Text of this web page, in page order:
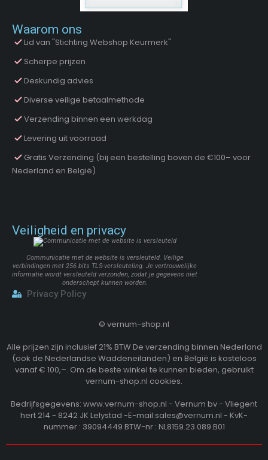
Waarom ons
Lid van "Stichting Webshop Keurmerk"
Scherpe prijzen
Deskundig advies
Diverse veilige betaalmethode
Verzending binnen een werkdag
Levering uit voorraad
Gratis Verzending (bij een bestelling boven de €100– voor
Nederland en België)
Veiligheid en privacy
Communicatie met de website is versleuteld. Veilige
verbindingen met 256 bits TLS-versleuteling. Je vertrouwelijke
informatie wordt versleuteld verzonden, zodat je gegevens niet
onderschept kunnen worden.
Privacy Policy
© vernum-shop.nl
Alle prijzen zijn inclusief 21% BTW De verzending binnen Nederland
(ook de Nederlandse Waddeneilanden) en België is kosteloos
vanaf € 100,–. Om de beste winkel te kunnen bieden, gebruikt
vernum-shop.nl cookies.
Bedrijfsgegevens: www.vernum-shop.nl - Vernum bv - Vliegent
hert 214 - 8242 JK Lelystad -E-mail:sales@vernum.nl - KvK-
nummer : 39094449 BTW-nr : NL8159.23.089.B01